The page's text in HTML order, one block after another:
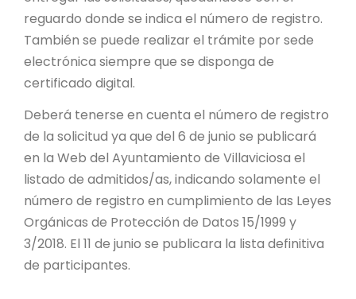
reguardo donde se indica el número de registro.
También se puede realizar el trámite por sede
electrónica siempre que se disponga de
certificado digital.
Deberá tenerse en cuenta el número de registro
de la solicitud ya que del 6 de junio se publicará
en la Web del Ayuntamiento de Villaviciosa el
listado de admitidos/as, indicando solamente el
número de registro en cumplimiento de las Leyes
Orgánicas de Protección de Datos 15/1999 y
3/2018. El 11 de junio se publicara la lista definitiva
de participantes.